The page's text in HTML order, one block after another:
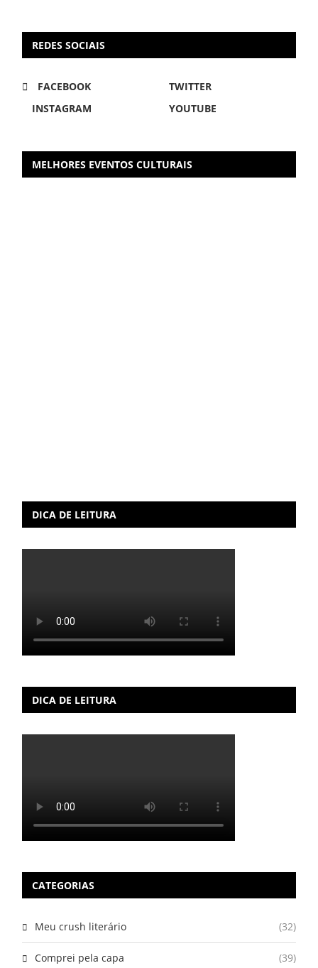
REDES SOCIAIS
FACEBOOK
TWITTER
INSTAGRAM
YOUTUBE
MELHORES EVENTOS CULTURAIS
DICA DE LEITURA
DICA DE LEITURA
CATEGORIAS
Meu crush literário (32)
Comprei pela capa (39)